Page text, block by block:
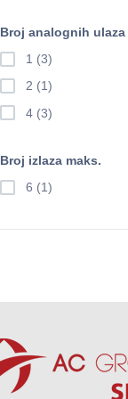
Broj analognih ulaza
1 (3)
2 (1)
4 (3)
Broj izlaza maks.
6 (1)